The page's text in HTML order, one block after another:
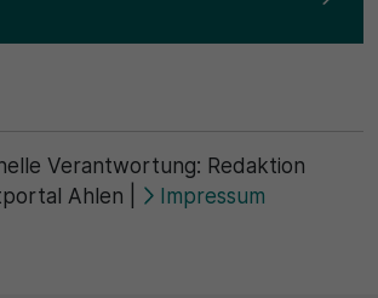
Verantwortung: Redaktion
Ahlen
Impressum